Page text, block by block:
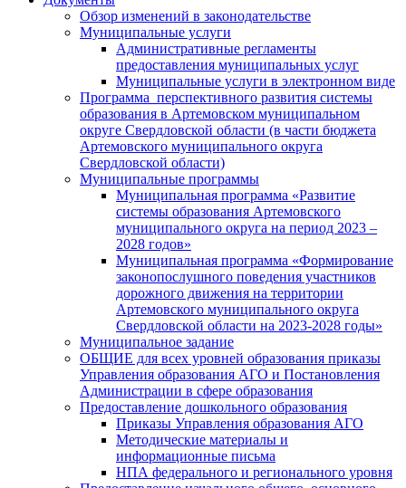
Обзор изменений в законодательстве
Муниципальные услуги
Административные регламенты
предоставления муниципальных услуг
Муниципальные услуги в электронном виде
Программа перспективного развития системы
образования в Артемовском муниципальном
округе Свердловской области (в части бюджета
Артемовского муниципального округа
Свердловской области)
Муниципальные программы
Муниципальная программа «Развитие
системы образования Артемовского
муниципального округа на период 2023 –
2028 годов»
Муниципальная программа «Формирование
законопослушного поведения участников
дорожного движения на территории
Артемовского муниципального округа
Свердловской области на 2023-2028 годы»
Муниципальное задание
ОБЩИЕ для всех уровней образования приказы
Управления образования АГО и Постановления
Администрации в сфере образования
Предоставление дошкольного образования
Приказы Управления образования АГО
Методические материалы и
информационные письма
НПА федерального и регионального уровня